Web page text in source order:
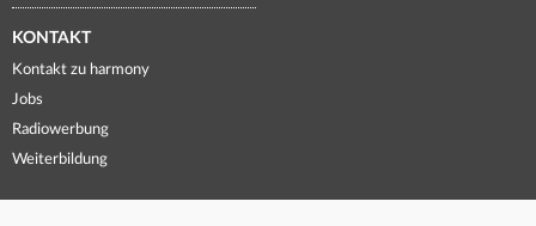
KONTAKT
Kontakt zu harmony
Jobs
Radiowerbung
Weiterbildung